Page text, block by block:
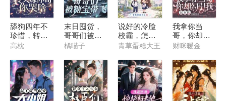
舔狗四年不
珍惜，转头
嫁你哥你哭
高枕
末日囤货，
哥哥们被糖
宝带飞
橘喵子
说好的冷脸
校霸，怎么
一直在脸红
青草蛋糕大王
我拿你当
哥，你却勾
引我，这对
财咪暖金